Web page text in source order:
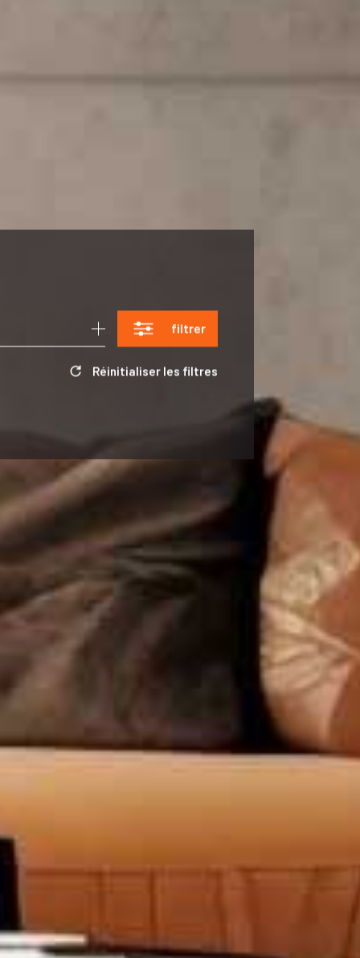
filtrer
Réinitialiser les filtres